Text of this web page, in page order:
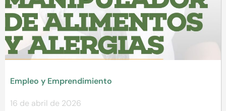
Empleo y Emprendimiento
16 de abril de 2026